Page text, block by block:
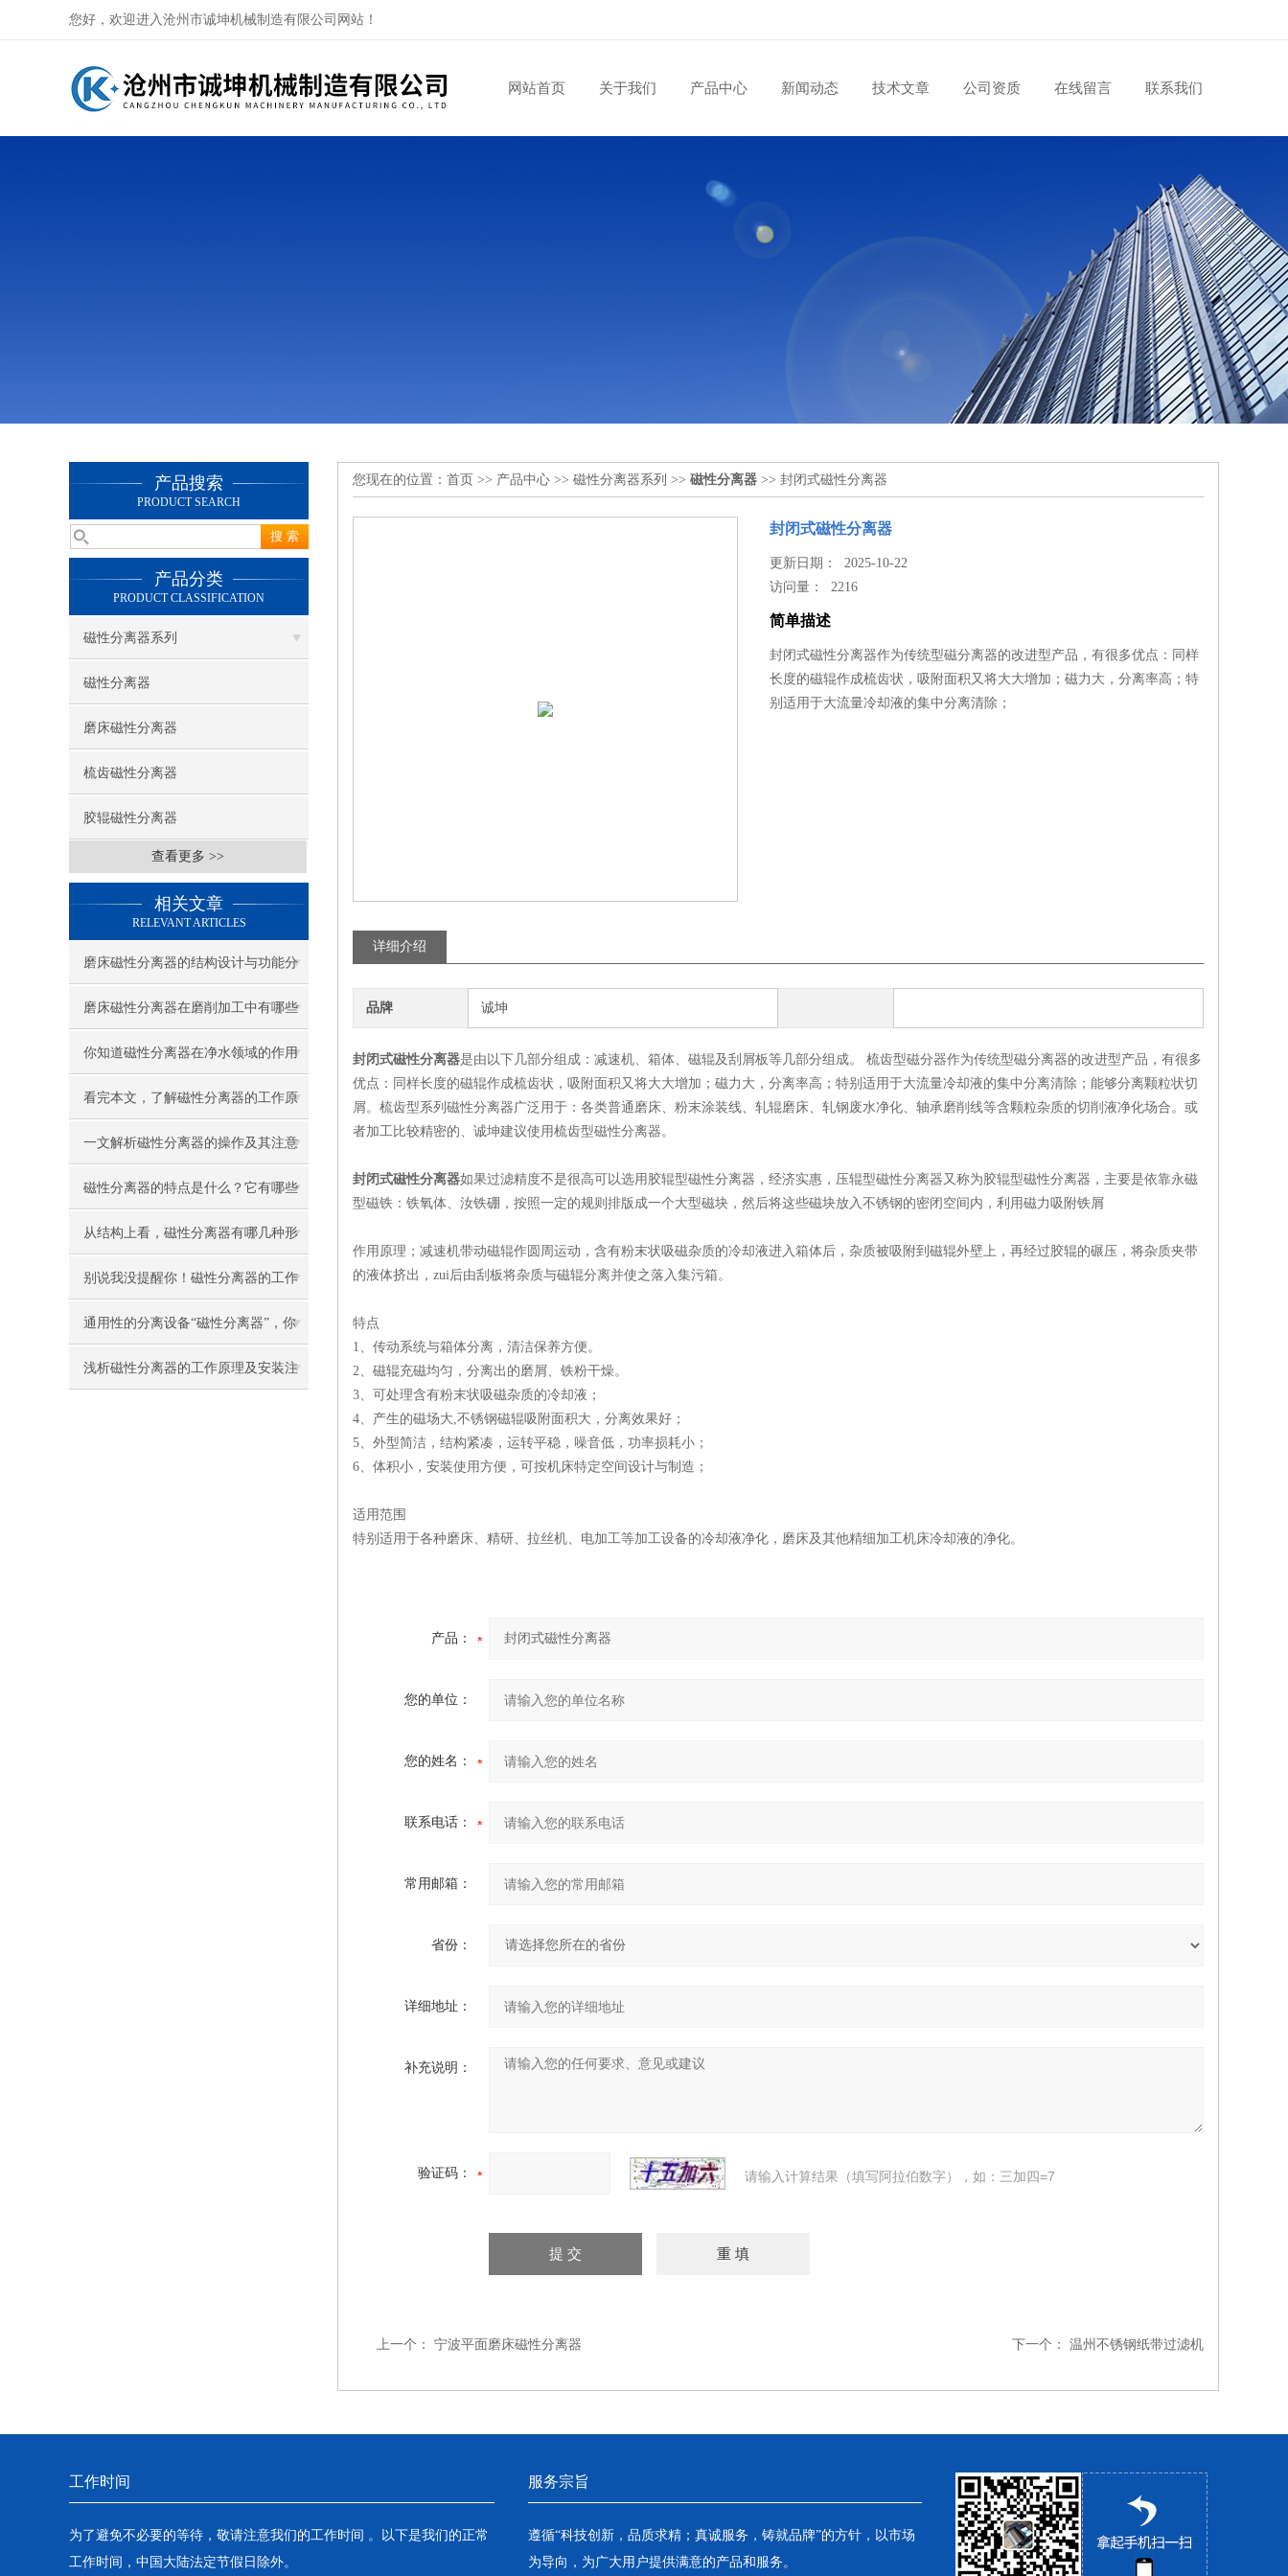
您好，欢迎进入沧州市诚坤机械制造有限公司网站！
网站首页 关于我们 产品中心 新闻动态 技术文章 公司资质 在线留言 联系我们
产品搜索
PRODUCT SEARCH
产品分类
PRODUCT CLASSIFICATION
磁性分离器系列
磁性分离器
磨床磁性分离器
梳齿磁性分离器
胶辊磁性分离器
查看更多 >>
相关文章
RELEVANT ARTICLES
磨床磁性分离器的结构设计与功能分
析
磨床磁性分离器在磨削加工中有哪些
重要作用？
你知道磁性分离器在净水领域的作用
吗？
看完本文，了解磁性分离器的工作原
理
一文解析磁性分离器的操作及其注意
事项
磁性分离器的特点是什么？它有哪些
应用范围？
从结构上看，磁性分离器有哪几种形
式？
别说我没提醒你！磁性分离器的工作
原理真的可以了解下
通用性的分离设备“磁性分离器”，你
了解多少？
浅析磁性分离器的工作原理及安装注
您现在的位置： 首页 >> 产品中心 >> 磁性分离器系列 >> 磁性分离器 >> 封闭式磁性分离器
封闭式磁性分离器
更新日期： 2025-10-22
访问量：2216
简单描述
封闭式磁性分离器作为传统型磁分离器的改进型产品，有很多优点：同样
长度的磁辊作成梳齿状，吸附面积又将大大增加；磁力大，分离率高；特
别适用于大流量冷却液的集中分离清除；
详细介绍
品牌 诚坤
封闭式磁性分离器是由以下几部分组成：减速机、箱体、磁辊及刮屑板等几部分组成。 梳齿型磁分器作为传统型磁分离器的改进型产品，有很多
优点：同样长度的磁辊作成梳齿状，吸附面积又将大大增加；磁力大，分离率高；特别适用于大流量冷却液的集中分离清除；能够分离颗粒状切
屑。梳齿型系列磁性分离器广泛用于：各类普通磨床、粉末涂装线、轧辊磨床、轧钢废水净化、轴承磨削线等含颗粒杂质的切削液净化场合。或
者加工比较精密的、诚坤建议使用梳齿型磁性分离器。
封闭式磁性分离器如果过滤精度不是很高可以选用胶辊型磁性分离器，经济实惠，压辊型磁性分离器又称为胶辊型磁性分离器，主要是依靠永磁
型磁铁：铁氧体、汝铁硼，按照一定的规则排版成一个大型磁块，然后将这些磁块放入不锈钢的密闭空间内，利用磁力吸附铁屑
作用原理；减速机带动磁辊作圆周运动，含有粉末状吸磁杂质的冷却液进入箱体后，杂质被吸附到磁辊外壁上，再经过胶辊的碾压，将杂质夹带
的液体挤出，zui后由刮板将杂质与磁辊分离并使之落入集污箱。
特点
1、传动系统与箱体分离，清洁保养方便。
2、磁辊充磁均匀，分离出的磨屑、铁粉干燥。
3、可处理含有粉末状吸磁杂质的冷却液；
4、产生的磁场大,不锈钢磁辊吸附面积大，分离效果好；
5、外型简洁，结构紧凑，运转平稳，噪音低，功率损耗小；
6、体积小，安装使用方便，可按机床特定空间设计与制造；
适用范围
特别适用于各种磨床、精研、拉丝机、电加工等加工设备的冷却液净化，磨床及其他精细加工机床冷却液的净化。
产品：
您的单位：
您的姓名：
联系电话：
常用邮箱：
省份：
详细地址：
补充说明：
验证码： 请输入计算结果（填写阿拉伯数字），如：三加四=7
上一个： 宁波平面磨床磁性分离器 下一个： 温州不锈钢纸带过滤机
工作时间
为了避免不必要的等待，敬请注意我们的工作时间 。以下是我们的正常
工作时间，中国大陆法定节假日除外。
服务宗旨
遵循“科技创新，品质求精；真诚服务，铸就品牌”的方针，以市场
为导向，为广大用户提供满意的产品和服务。